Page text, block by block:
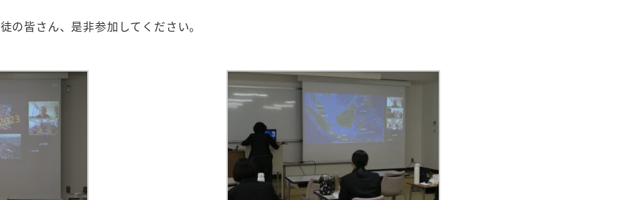
の皆さん、是非参加してください。